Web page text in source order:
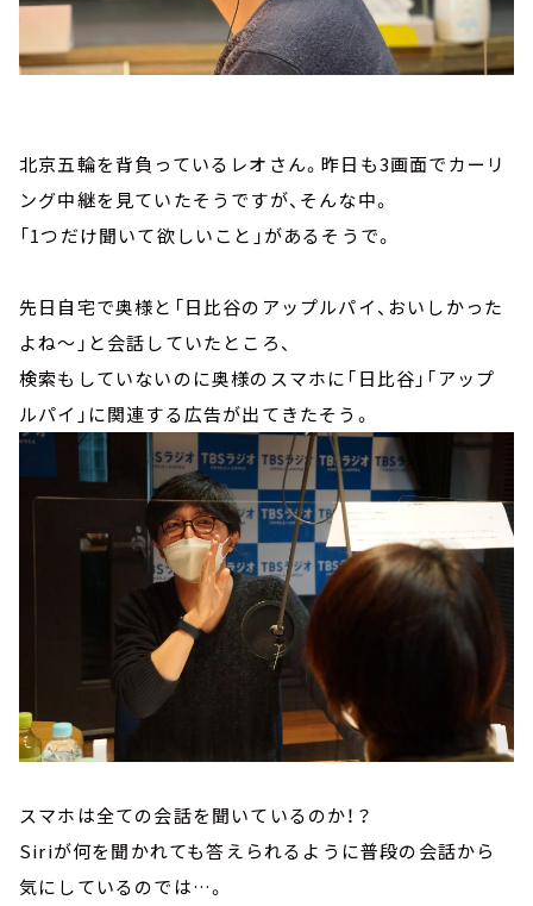
北京五輪を背負っているレオさん。昨日も3画面でカーリ
ング中継を見ていたそうですが、そんな中。
「1つだけ聞いて欲しいこと」があるそうで。
先日自宅で奥様と「日比谷のアップルパイ、おいしかった
よね～」と会話していたところ、
検索もしていないのに奥様のスマホに「日比谷」「アップ
ルパイ」に関連する広告が出てきたそう。
スマホは全ての会話を聞いているのか！？
Siriが何を聞かれても答えられるように普段の会話から
気にしているのでは…。